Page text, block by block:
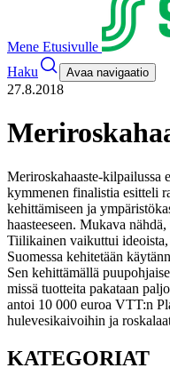
Mene Etusivulle
Haku
Avaa navigaatio
27.8.2018
Meriroskahaaste-kilpailussa
kymmenen finalistia esitteli
kehittämiseen ja
haasteeseen. Mukava
Tiilikainen vaikuttui
Suomessa kehitetään
Sen kehittämällä
missä tuotteita pakataan
antoi 10 000 euroa VTT:n
hulevesikaivoihin ja
KATEGORIAT